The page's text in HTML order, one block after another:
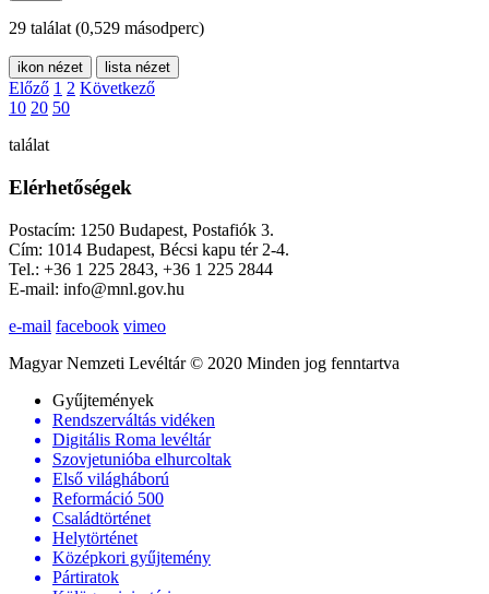
29 találat (0,529 másodperc)
ikon nézet lista nézet
Előző 1 2 Következő
10 20 50
találat
Elérhetőségek
Postacím: 1250 Budapest, Postafiók 3.
Cím: 1014 Budapest, Bécsi kapu tér 2-4.
Tel.: +36 1 225 2843, +36 1 225 2844
E-mail: info@mnl.gov.hu
e-mail facebook vimeo
Magyar Nemzeti Levéltár © 2020 Minden jog fenntartva
Gyűjtemények
Rendszerváltás vidéken
Digitális Roma levéltár
Szovjetunióba elhurcoltak
Első világháború
Reformáció 500
Családtörténet
Helytörténet
Középkori gyűjtemény
Pártiratok